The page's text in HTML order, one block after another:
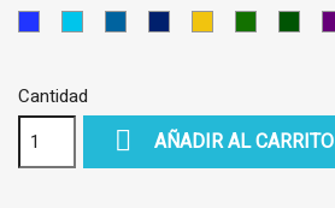
Cantidad
 AÑADIR AL CARRITO